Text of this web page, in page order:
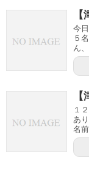
今
５
ん
１
あ
名